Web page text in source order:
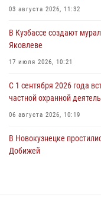
06 августа 2026, 08:17
Росгвардейцы пресекли
новокузнечанку от
06 августа 2026, 07:16
03 августа 2026, 11:32
В Кузбассе создают
Яковлеве
17 июля 2026, 10:21
С 1 сентября 2026 года
частной охранной
06 августа 2026, 10:19
В Новокузнецке
Добижей